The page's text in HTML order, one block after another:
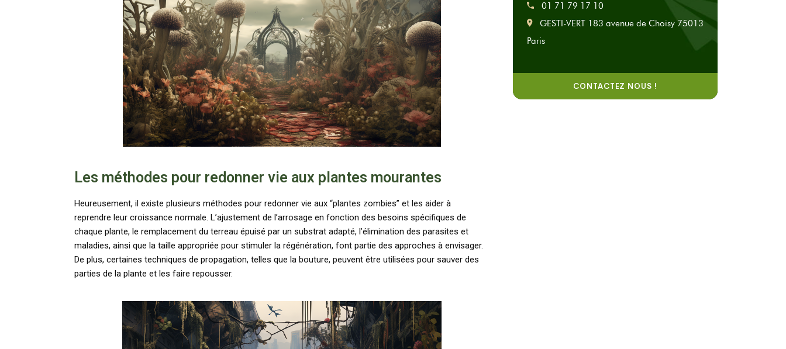
Les méthodes pour redonner vie aux plantes mourantes
Heureusement, il existe plusieurs méthodes pour redonner vie aux “plantes zombies” et les aider à
reprendre leur croissance normale. L’ajustement de l’arrosage en fonction des besoins spécifiques de
chaque plante, le remplacement du terreau épuisé par un substrat adapté, l’élimination des parasites et
maladies, ainsi que la taille appropriée pour stimuler la régénération, font partie des approches à envisager.
De plus, certaines techniques de propagation, telles que la bouture, peuvent être utilisées pour sauver des
parties de la plante et les faire repousser.
01 71 79 17 10
GESTI-VERT 183 avenue de Choisy 75013
Paris
CONTACTEZ NOUS !